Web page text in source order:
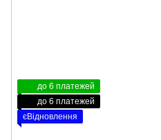
до 6 платежей
до 6 платежей
єВідновлення